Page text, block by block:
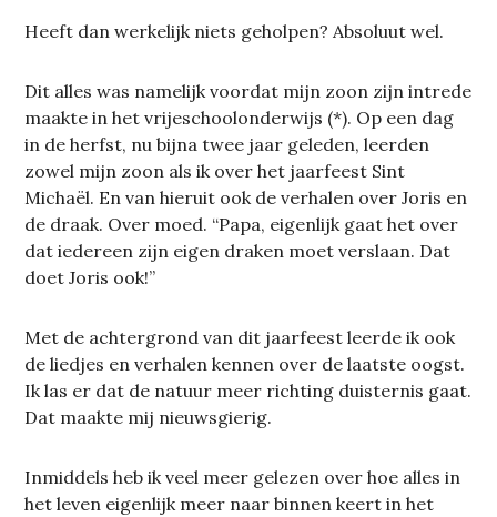
Heeft dan werkelijk niets geholpen? Absoluut wel.
Dit alles was namelijk voordat mijn zoon zijn intrede
maakte in het vrijeschoolonderwijs (*). Op een dag
in de herfst, nu bijna twee jaar geleden, leerden
zowel mijn zoon als ik over het jaarfeest Sint
Michaël. En van hieruit ook de verhalen over Joris en
de draak. Over moed. “Papa, eigenlijk gaat het over
dat iedereen zijn eigen draken moet verslaan. Dat
doet Joris ook!”
Met de achtergrond van dit jaarfeest leerde ik ook
de liedjes en verhalen kennen over de laatste oogst.
Ik las er dat de natuur meer richting duisternis gaat.
Dat maakte mij nieuwsgierig.
Inmiddels heb ik veel meer gelezen over hoe alles in
het leven eigenlijk meer naar binnen keert in het